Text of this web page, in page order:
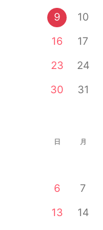
9
10
16
17
23
24
30
31
日 月
6
7
13
14